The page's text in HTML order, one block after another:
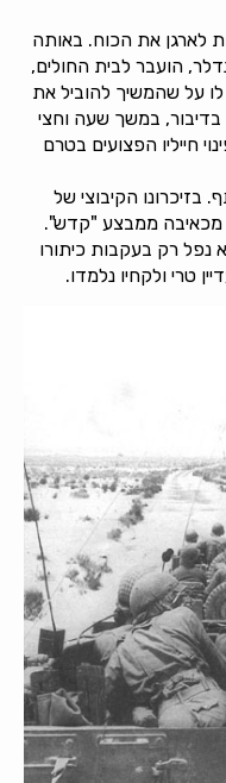
לארגן את הכוח. באותה
הועבר לבית החולים,
על שהמשיך להוביל את
במשך שעה וחצי
חייליו הפצועים בטרם
הקיבוצי של
ממבצע "קדש".
רק בעקבות כיתורו